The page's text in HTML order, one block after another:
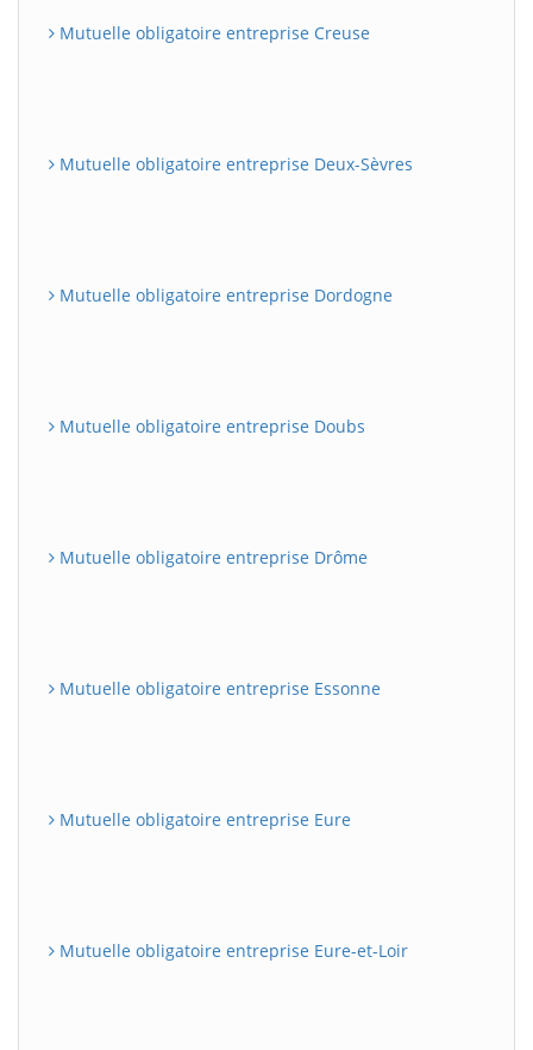
Mutuelle obligatoire entreprise Creuse
Mutuelle obligatoire entreprise Deux-Sèvres
Mutuelle obligatoire entreprise Dordogne
Mutuelle obligatoire entreprise Doubs
Mutuelle obligatoire entreprise Drôme
Mutuelle obligatoire entreprise Essonne
Mutuelle obligatoire entreprise Eure
Mutuelle obligatoire entreprise Eure-et-Loir